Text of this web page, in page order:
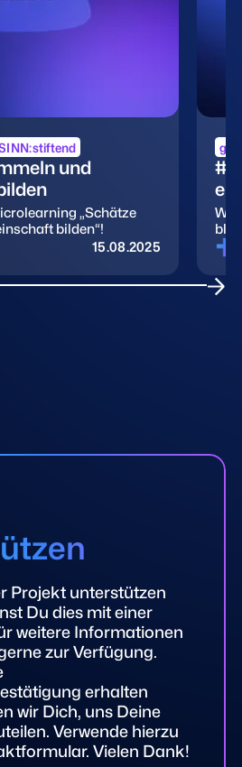
werdenden Welt nach
Tiefe und
und
„Schätze
bilden“!
15.08.2025
Projekt unterstützen
Du dies mit einer
weitere Informationen
zur Verfügung.
erhalten
wir Dich, uns Deine
Verwende hierzu
Vielen Dank!